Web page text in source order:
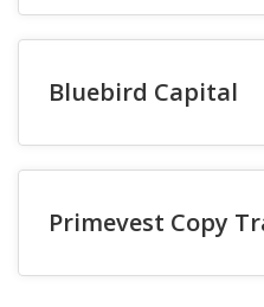
Bluebird Capital
Primevest Copy